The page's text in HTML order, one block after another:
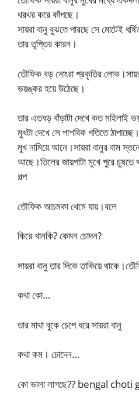
থরথর করে কাঁপছে।
সায়রা বানু বুঝতে পারছে সে মোটেই
তার তৃপ্তির কারন।
তৌফিক বড় নোংরা প্রকৃতির
ভয়ঙ্কর হয়ে উঠেছে।
তার এতবড় বাঁড়াটা দেখে কত মহিলাই
মুখটা দেখে সে পাশবিক গতিতে
মুখ নামিয়ে আনে।সায়রা বানুর বাম
আছে।তিলের জায়গাটা মুখে পুরে চুষতে
গল্প
তৌফিক আচমকা থেমে যায়।বলে
কিরে খানকি? কেমন চোদন?
সায়রা বানু তার দিকে তাকিয়ে
কথা কো…
তার মাথা বুকে চেপে ধরে সায়রা বানু
কথা কম। চোদেন…
কো ভালা লাগছে?? bengal choti